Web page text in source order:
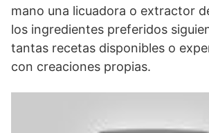
mano una licuadora o extractor
los ingredientes preferidos
tantas recetas disponibles o
con creaciones propias.